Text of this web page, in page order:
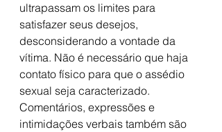
ultrapassam os limites para
satisfazer seus desejos,
desconsiderando a vontade da
vítima. Não é necessário que haja
contato físico para que o assédio
sexual seja caracterizado.
Comentários, expressões e
intimidações verbais também são